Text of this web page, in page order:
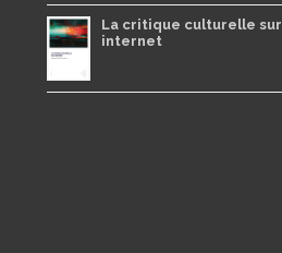
La critique culturelle sur
internet